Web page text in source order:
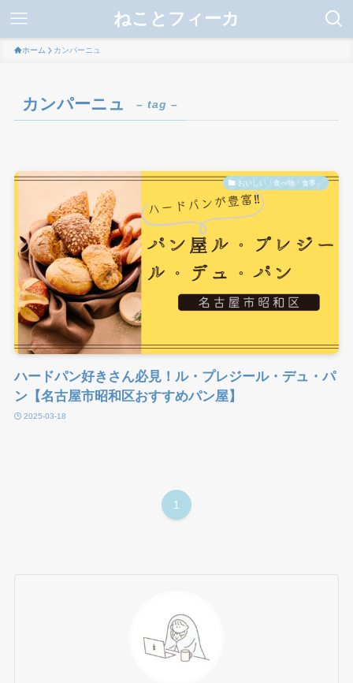
ねことフィーカ
ホーム カンパーニュ
カンパーニュ – tag –
おいしい「食べ物・食事」
ハードパン好きさん必見！ル・プレジール・デュ・パ
ン【名古屋市昭和区おすすめパン屋】
2025-03-18
1